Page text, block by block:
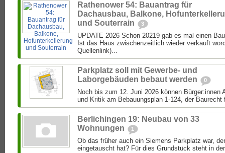
Rathenower 54: Bauantrag für
Dachausbau, Balkone,
und Souterrain
3
UPDATE 2026 Schon 20219 gab es mal einen
Ist das Haus zwischenzeitlich wieder verkauft
Quellenlink)...
Parkplatz soll mit Gewerbe- und
Laborgebäuden bebaut werden
0
Noch bis zum 12. Juni 2026 können Bürger:innen
und Kritik am Bebauungsplan 1-124, der Baurecht
Berlichingen 19: Neubau von 33
Wohnungen
1
Ob das früher auch ein Siemens Parkplatz war,
eingetauscht hat? Für dies Grundstück steht in